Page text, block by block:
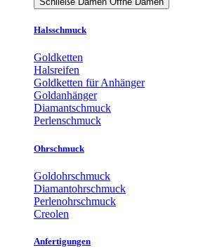
Halsschmuck
Goldketten
Halsreifen
Goldketten für Anhänger
Goldanhänger
Diamantschmuck
Perlenschmuck
Ohrschmuck
Goldohrschmuck
Diamantohrschmuck
Perlenohrschmuck
Creolen
Anfertigungen